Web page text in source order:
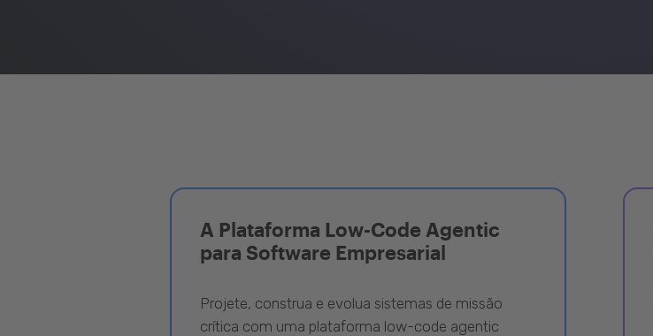
A Plataforma Low-Code Agentic
para Software Empresarial
Projete, construa e evolua sistemas de missão
crítica com uma plataforma low-code agentic